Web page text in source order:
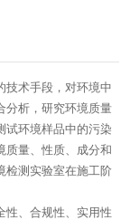
技术手段，对环境中
分析，研究环境质量
试环境样品中的污染
质量、性质、成分和
检测实验室在施工阶
性、合规性、实用性